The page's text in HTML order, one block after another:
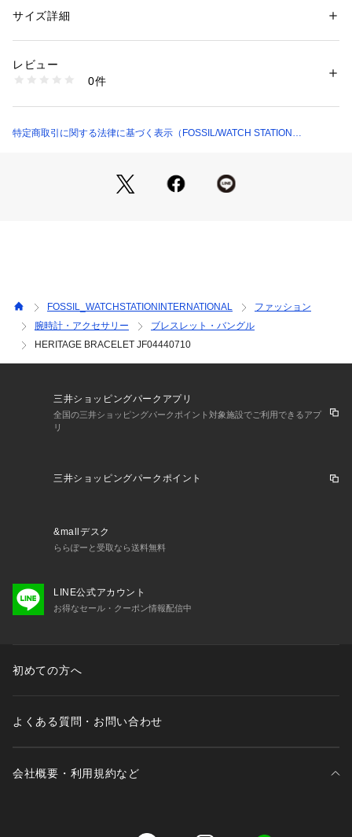
性別：レディース
ングル
1096400000645
サイズ詳細
レビュー
0件
特定商取引に関する法律に基づく表示（FOSSIL/WATCH STATION
FOSSIL_WATCHSTATIONINTERNATIONAL
ファッション
腕時計・アクセサリー
ブレスレット・バングル
HERITAGE BRACELET JF04440710
三井ショッピングパークアプリ
全国の三井ショッピングパークポイント対象施設でご利用できるアプ
リ
三井ショッピングパークポイント
&mallデスク
ららぽーと受取なら送料無料
LINE公式アカウント
お得なセール・クーポン情報配信中
初めての方へ
よくある質問・お問い合わせ
会社概要・利用規約など